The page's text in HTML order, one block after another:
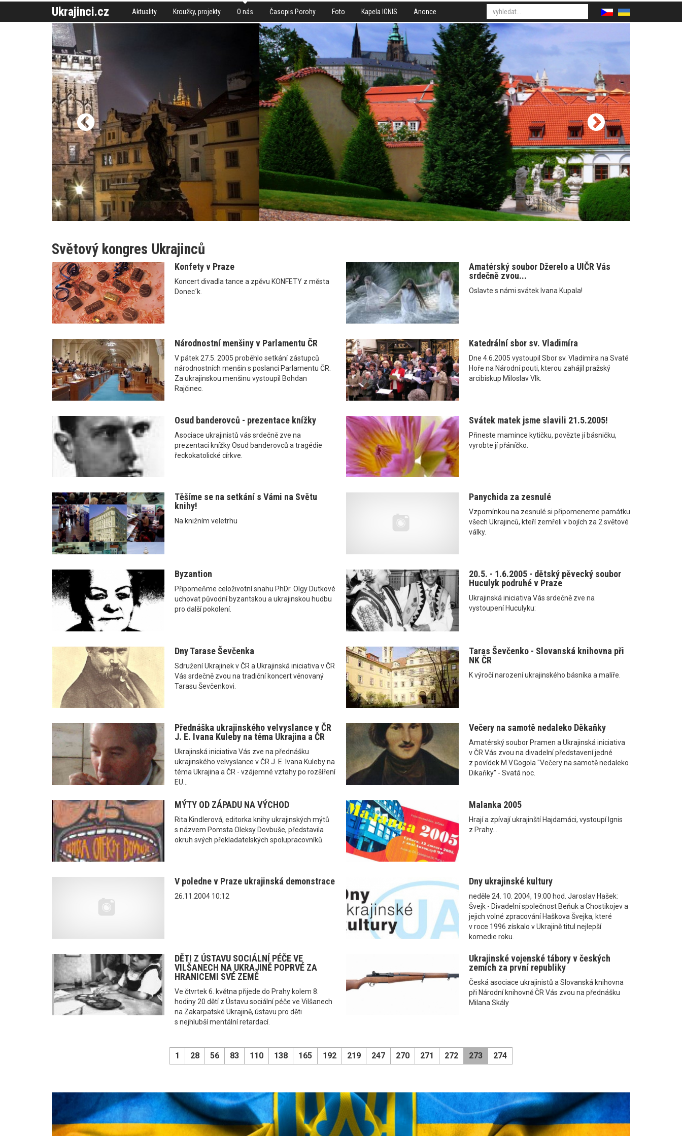
Ukrajinci.cz Aktuality Kroužky, projekty O nás Časopis Porohy Foto Kapela IGNIS Anonce
Světový kongres Ukrajinců
Konfety v Praze
Koncert divadla tance a zpěvu KONFETY z města
Donec´k.
Amatérský soubor Džerelo a UIČR Vás
srdečně zvou...
Oslavte s námi svátek Ivana Kupala!
Národnostní menšiny v Parlamentu ČR
V pátek 27.5. 2005 proběhlo setkání zástupců
národnostních menšin s poslanci Parlamentu ČR.
Za ukrajinskou menšinu vystoupil Bohdan
Rajčinec.
Katedrální sbor sv. Vladimíra
Dne 4.6.2005 vystoupil Sbor sv. Vladimíra na Svaté
Hoře na Národní pouti, kterou zahájil pražský
arcibiskup Miloslav Vlk.
Osud banderovců - prezentace knížky
Asociace ukrajinistů vás srdečně zve na
prezentaci knížky Osud banderovců a tragédie
řeckokatolické církve.
Svátek matek jsme slavili 21.5.2005!
Přineste mamince kytičku, povězte jí básničku,
vyrobte jí přáníčko.
Těšíme se na setkání s Vámi na Světu
knihy!
Na knižním veletrhu
Panychida za zesnulé
Vzpomínkou na zesnulé si připomeneme památku
všech Ukrajinců, kteří zemřeli v bojích za 2.světové
války.
Byzantion
Připomeňme celoživotní snahu PhDr. Olgy Dutkové
uchovat původní byzantskou a ukrajinskou hudbu
pro další pokolení.
20.5. - 1.6.2005 - dětský pěvecký soubor
Huculyk podruhé v Praze
Ukrajinská iniciativa Vás srdečně zve na
vystoupení Huculyku:
Dny Tarase Ševčenka
Sdružení Ukrajinek v ČR a Ukrajinská iniciativa v ČR
Vás srdečně zvou na tradiční koncert věnovaný
Tarasu Ševčenkovi.
Taras Ševčenko - Slovanská knihovna při
NK ČR
K výročí narození ukrajinského básníka a malíře.
Přednáška ukrajinského velvyslance v ČR
J. E. Ivana Kuleby na téma Ukrajina a ČR
Ukrajinská iniciativa Vás zve na přednášku
ukrajinského velvyslance v ČR J. E. Ivana Kuleby na
téma Ukrajina a ČR - vzájemné vztahy po rozšíření
EU...
Večery na samotě nedaleko Děkaňky
Amatérský soubor Pramen a Ukrajinská iniciativa
v ČR Vás zvou na divadelní představení jedné
z povídek M.V.Gogola "Večery na samotě nedaleko
Dikaňky" - Svatá noc.
MÝTY OD ZÁPADU NA VÝCHOD
Rita Kindlerová, editorka knihy ukrajinských mýtů
s názvem Pomsta Oleksy Dovbuše, představila
okruh svých překladatelských spolupracovníků.
Malanka 2005
Hrají a zpívají ukrajinští Hajdamáci, vystoupí Ignis
z Prahy...
V poledne v Praze ukrajinská demonstrace
26.11.2004 10:12
Dny ukrajinské kultury
neděle 24. 10. 2004, 19:00 hod. Jaroslav Hašek:
Švejk - Divadelní společnost Beňuk a Chostikojev a
jejich volné zpracování Haškova Švejka, které
v roce 1996 získalo v Ukrajině titul nejlepší
komedie roku.
DĚTI Z ÚSTAVU SOCIÁLNÍ PÉČE VE
VILŠANECH NA UKRAJINĚ POPRVÉ ZA
HRANICEMI SVÉ ZEMĚ
Ve čtvrtek 6. května přijede do Prahy kolem 8.
hodiny 20 dětí z Ústavu sociální péče ve Vilšanech
na Zakarpatské Ukrajině, ústavu pro děti
s nejhlubší mentální retardací.
Ukrajinské vojenské tábory v českých
zemích za první republiky
Česká asociace ukrajinistů a Slovanská knihovna
při Národní knihovně ČR Vás zvou na přednášku
Milana Skály
1 28 56 83 110 138 165 192 219 247 270 271 272 273 274